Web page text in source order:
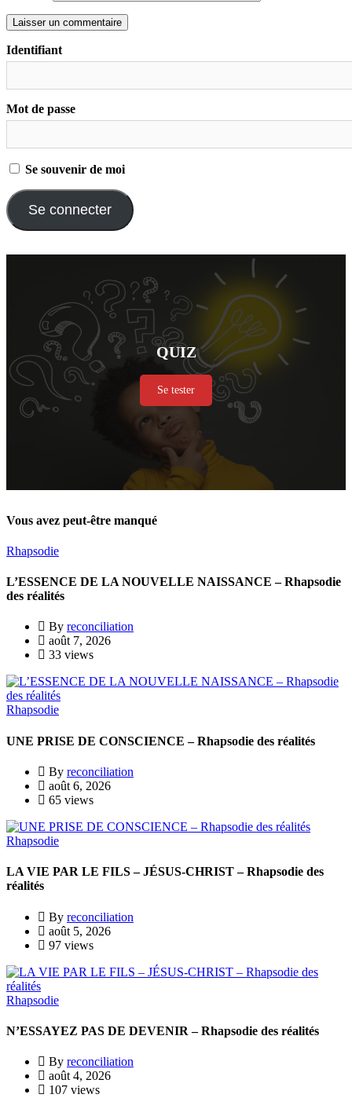
Identifiant
Mot de passe
Se souvenir de moi
QUIZ
Se tester
Vous avez peut-être manqué
Rhapsodie
L’ESSENCE DE LA NOUVELLE NAISSANCE – Rhapsodie
des réalités
By reconciliation
août 7, 2026
33 views
Rhapsodie
UNE PRISE DE CONSCIENCE – Rhapsodie des réalités
By reconciliation
août 6, 2026
65 views
Rhapsodie
LA VIE PAR LE FILS – JÉSUS-CHRIST – Rhapsodie des
réalités
By reconciliation
août 5, 2026
97 views
Rhapsodie
N’ESSAYEZ PAS DE DEVENIR – Rhapsodie des réalités
By reconciliation
août 4, 2026
107 views